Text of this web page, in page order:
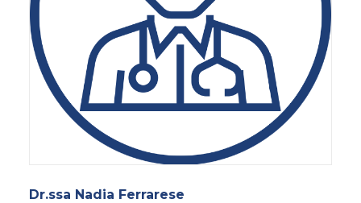
Dr.ssa Nadia Ferrarese